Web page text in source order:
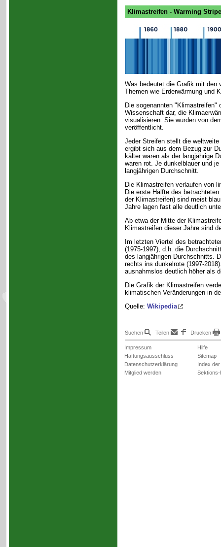
Klimastreifen - Warming
Was bedeutet die Grafik mit den
Themen wie Erderwärmung und
Die sogenannten "Klimastreifen"
Wissenschaft dar, die
visualisieren. Sie wurden von
veröffentlicht.
Jeder Streifen stellt die
ergibt sich aus dem Bezug zur
kälter waren als der langjährige
waren rot. Je dunkelblauer und
langjährigen Durchschnitt.
Die Klimastreifen verlaufen von
Die erste Hälfte des
der Klimastreifen) sind meist
Jahre lagen fast alle deutlich
Ab etwa der Mitte der
Klimastreifen dieser Jahre sind
Im letzten Viertel des
(1975-1997), d.h. die
des langjährigen Durchschnitts.
rechts ins dunkelrote (1997-
ausnahmslos deutlich höher als
Die Grafik der Klimastreifen
klimatischen Veränderungen in
Quelle: Wikipedia
Suchen Teilen Drucken
Impressum
Haftungsausschluss
Datenschutzerklärung
Mitglied werden
Hilfe
Sitemap
Index
Sektions-